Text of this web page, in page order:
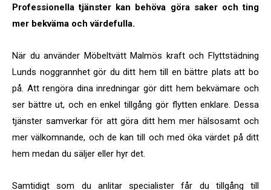
Professionella tjänster kan behöva göra saker och ting
mer bekväma och värdefulla.
När du använder Möbeltvätt Malmös kraft och Flyttstädning
Lunds noggrannhet gör du ditt hem till en bättre plats att bo
på. Att rengöra dina inredningar gör ditt hem bekvämare och
ser bättre ut, och en enkel tillgång gör flytten enklare. Dessa
tjänster samverkar för att göra ditt hem mer hälsosamt och
mer välkomnande, och de kan till och med öka värdet på ditt
hem medan du säljer eller hyr det.
Samtidigt som du anlitar specialister får du tillgång till